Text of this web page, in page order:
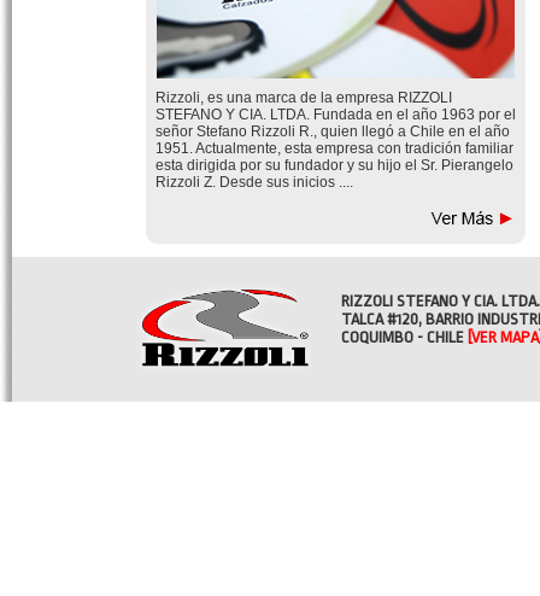
Rizzoli, es una marca de la empresa RIZZOLI
STEFANO Y CIA. LTDA. Fundada en el año 1963 por el
señor Stefano Rizzoli R., quien llegó a Chile en el año
1951. Actualmente, esta empresa con tradición familiar
esta dirigida por su fundador y su hijo el Sr. Pierangelo
Rizzoli Z. Desde sus inicios ....
RIZZOLI STEFANO Y CIA. LTDA.
TALCA #120, BARRIO
COQUIMBO - CHILE [VER